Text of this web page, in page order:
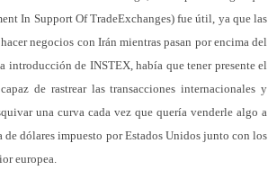
In Support Of TradeExchanges) fue útil, ya que las
negocios con Irán mientras pasan por encima del
introducción de INSTEX, había que tener presente el
de rastrear las transacciones internacionales y
una curva cada vez que quería venderle algo a
de dólares impuesto por Estados Unidos junto con los
europea.